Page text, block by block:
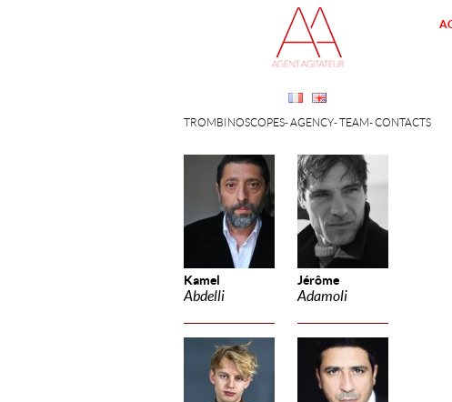
Kamel
Abdelli
Jérôme
Adamoli
TROMBINOSCOPES AGENCY TEAM CONTACTS